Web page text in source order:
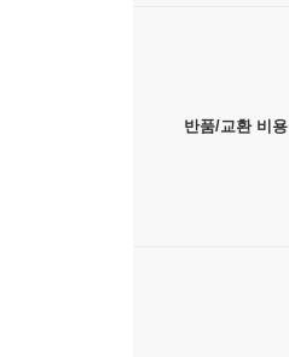
반품/교환 비용